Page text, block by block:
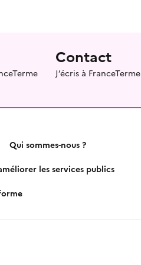
Contact
J’écris à FranceTerme
Qui sommes-nous ?
les services publics